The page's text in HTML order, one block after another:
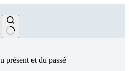
présent et du passé